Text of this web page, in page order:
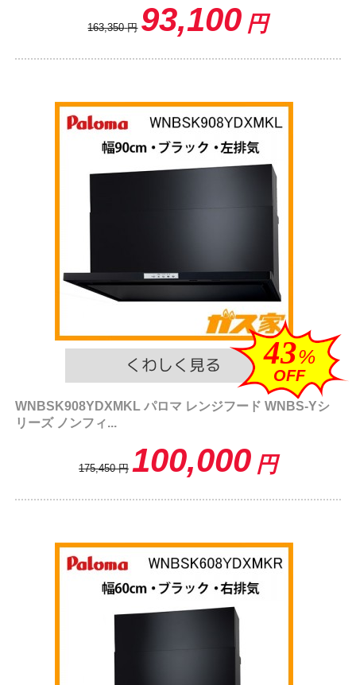
163,350 円 93,100 円
43%
OFF
WNBSK908YDXMKL パロマ レンジフード WNBS-Yシ
リーズ ノンフィ...
175,450 円 100,000 円